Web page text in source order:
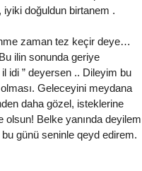
doğuldun birtanem .
zaman tez keçir deye…
ilin sonunda geriye
idi ” deyersen .. Dileyim bu
Geleceyini meydana
daha gözel, isteklerine
Belke yanında deyilem
günü seninle qeyd edirem.